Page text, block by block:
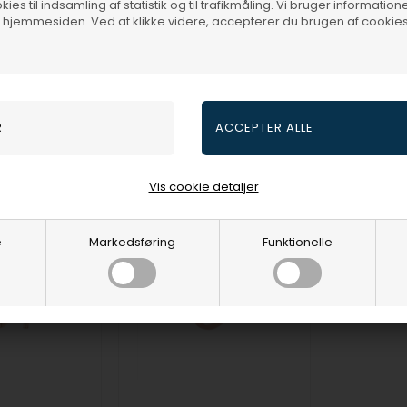
til indsamling af statistik og til trafikmåling. Vi bruger
Ved at klikke videre, accepterer du brugen af
Markedsføring Funktionelle
Vis cookie detaljer
324,00 DKR 324,00
19%